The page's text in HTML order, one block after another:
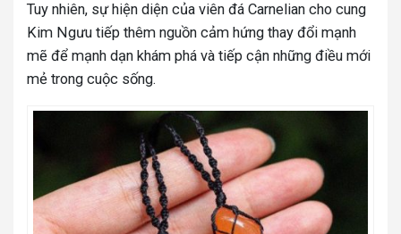
Tuy nhiên, sự hiện diện của viên đá Carnelian cho cung
Kim Ngưu tiếp thêm nguồn cảm hứng thay đổi mạnh
mẽ để mạnh dạn khám phá và tiếp cận những điều mới
mẻ trong cuộc sống.